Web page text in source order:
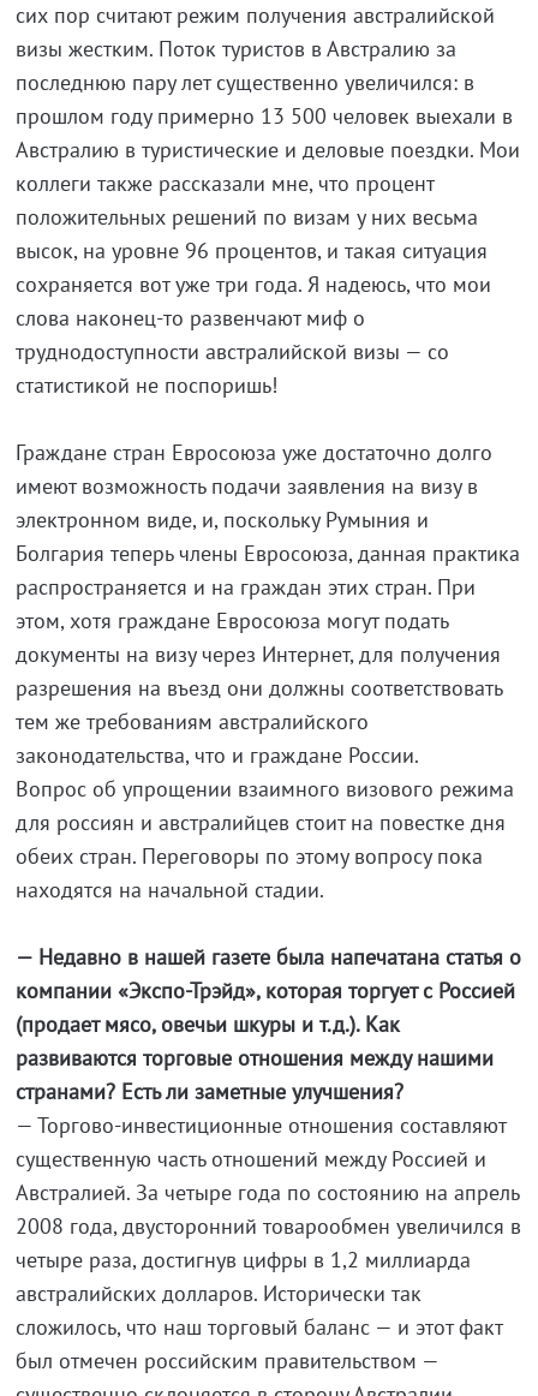
сих пор считают режим получения австралийской
визы жестким. Поток туристов в Австралию за
последнюю пару лет существенно увеличился: в
прошлом году примерно 13 500 человек выехали в
Австралию в туристические и деловые поездки. Мои
коллеги также рассказали мне, что процент
положительных решений по визам у них весьма
высок, на уровне 96 процентов, и такая ситуация
сохраняется вот уже три года. Я надеюсь, что мои
слова наконец-то развенчают миф о
труднодоступности австралийской визы — со
статистикой не поспоришь!
Граждане стран Евросоюза уже достаточно долго
имеют возможность подачи заявления на визу в
электронном виде, и, поскольку Румыния и
Болгария теперь члены Евросоюза, данная практика
распространяется и на граждан этих стран. При
этом, хотя граждане Евросоюза могут подать
документы на визу через Интернет, для получения
разрешения на въезд они должны соответствовать
тем же требованиям австралийского
законодательства, что и граждане России.
Вопрос об упрощении взаимного визового режима
для россиян и австралийцев стоит на повестке дня
обеих стран. Переговоры по этому вопросу пока
находятся на начальной стадии.
— Недавно в нашей газете была напечатана статья о
компании «Экспо-Трэйд», которая торгует с Россией
(продает мясо, овечьи шкуры и т.д.). Как
развиваются торговые отношения между нашими
странами? Есть ли заметные улучшения?
— Торгово-инвестиционные отношения составляют
существенную часть отношений между Россией и
Австралией. За четыре года по состоянию на апрель
2008 года, двусторонний товарообмен увеличился в
четыре раза, достигнув цифры в 1,2 миллиарда
австралийских долларов. Исторически так
сложилось, что наш торговый баланс — и этот факт
был отмечен российским правительством —